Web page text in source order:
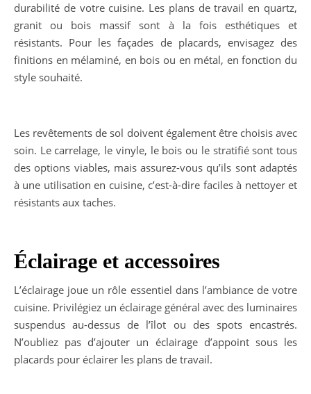
durabilité de votre cuisine. Les plans de travail en quartz,
granit ou bois massif sont à la fois esthétiques et
résistants. Pour les façades de placards, envisagez des
finitions en mélaminé, en bois ou en métal, en fonction du
style souhaité.
Les revêtements de sol doivent également être choisis avec
soin. Le carrelage, le vinyle, le bois ou le stratifié sont tous
des options viables, mais assurez-vous qu’ils sont adaptés
à une utilisation en cuisine, c’est-à-dire faciles à nettoyer et
résistants aux taches.
Éclairage et accessoires
L’éclairage joue un rôle essentiel dans l’ambiance de votre
cuisine. Privilégiez un éclairage général avec des luminaires
suspendus au-dessus de l’îlot ou des spots encastrés.
N’oubliez pas d’ajouter un éclairage d’appoint sous les
placards pour éclairer les plans de travail.